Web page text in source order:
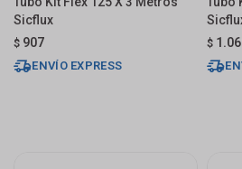
Sicflux
$ 907
ENVÍO EXPRESS
$